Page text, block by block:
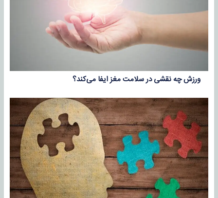
ورزش چه نقشی در سلامت مغز ایفا می‌کند؟